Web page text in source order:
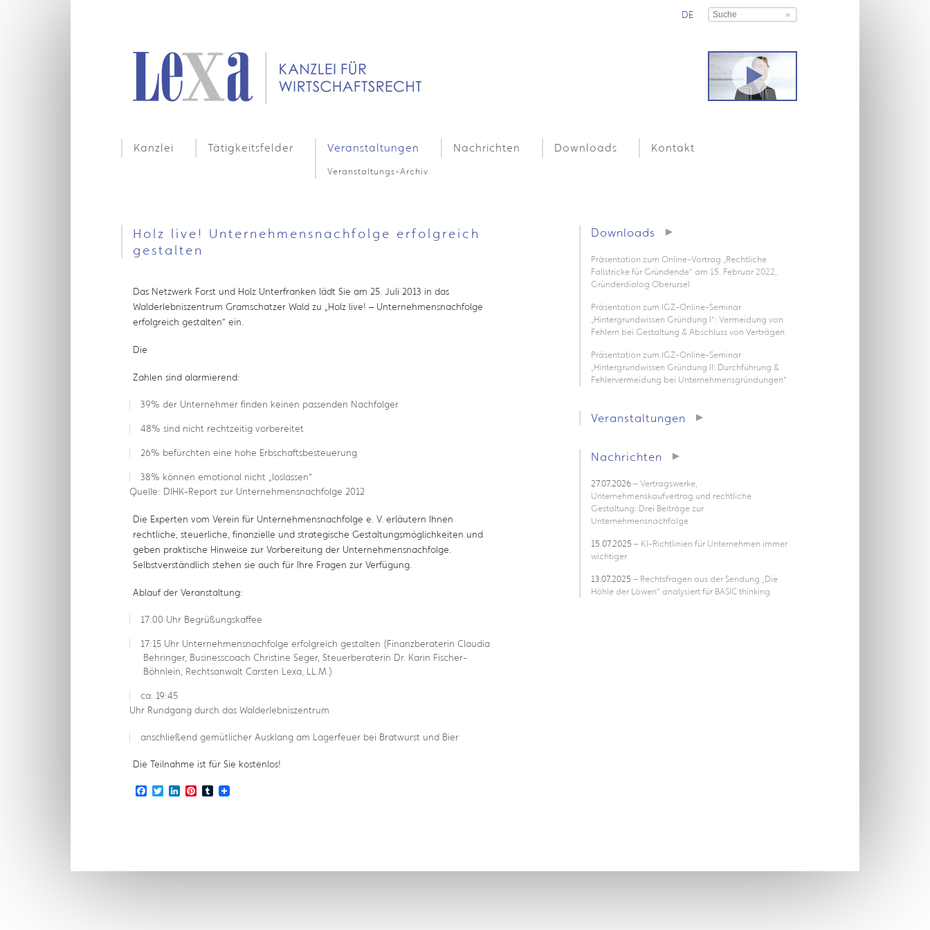
DE
Kanzlei Tätigkeitsfelder Veranstaltungen
Veranstaltungs-Archiv
Nachrichten Downloads Kontakt
Holz live! Unternehmensnachfolge erfolgreich
gestalten
Das Netzwerk Forst und Holz Unterfranken lädt Sie am 25. Juli 2013 in das
Walderlebniszentrum Gramschatzer Wald zu „Holz live! – Unternehmensnachfolge
erfolgreich gestalten“ ein.
Die
Zahlen sind alarmierend:
39% der Unternehmer finden keinen passenden Nachfolger
48% sind nicht rechtzeitig vorbereitet
26% befürchten eine hohe Erbschaftsbesteuerung
38% können emotional nicht „loslassen“
Quelle: DIHK-Report zur Unternehmensnachfolge 2012
Die Experten vom Verein für Unternehmensnachfolge e. V. erläutern Ihnen
rechtliche, steuerliche, finanzielle und strategische Gestaltungsmöglichkeiten und
geben praktische Hinweise zur Vorbereitung der Unternehmensnachfolge.
Selbstverständlich stehen sie auch für Ihre Fragen zur Verfügung.
Ablauf der Veranstaltung:
17:00 Uhr Begrüßungskaffee
17:15 Uhr Unternehmensnachfolge erfolgreich gestalten (Finanzberaterin Claudia
Behringer, Businesscoach Christine Seger, Steuerberaterin Dr. Karin Fischer-
Böhnlein, Rechtsanwalt Carsten Lexa, LL.M.)
ca. 19:45
Uhr Rundgang durch das Walderlebniszentrum
anschließend gemütlicher Ausklang am Lagerfeuer bei Bratwurst und Bier
Die Teilnahme ist für Sie kostenlos!
Facebook
TwitterLinkedIn
Pinterest
Tumblr
Downloads
Präsentation zum Online-Vortrag „Rechtliche
Fallstricke für Gründende“ am 15. Februar 2022,
Gründerdialog Oberursel
Präsentation zum IGZ-Online-Seminar
„Hintergrundwissen Gründung I“: Vermeidung von
Fehlern bei Gestaltung & Abschluss von Verträgen
Präsentation zum IGZ-Online-Seminar
„Hintergrundwissen Gründung II: Durchführung &
Fehlervermeidung bei Unternehmensgründungen“
Veranstaltungen
Nachrichten
27.07.2026– Vertragswerke,
Unternehmenskaufvertrag und rechtliche
Gestaltung: Drei Beiträge zur
Unternehmensnachfolge
15.07.2025 – KI-Richtlinien für Unternehmen immer
wichtiger
13.07.2025 – Rechtsfragen aus der Sendung „Die
Höhle der Löwen“ analysiert für BASIC thinking